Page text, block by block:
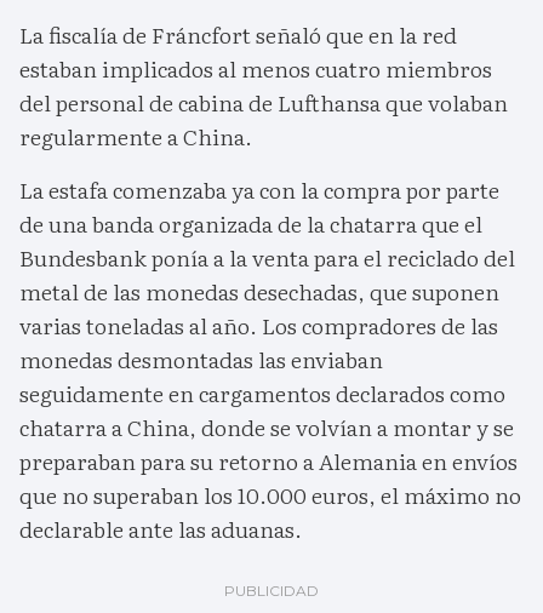
La fiscalía de Fráncfort señaló que en la red
estaban implicados al menos cuatro miembros
del personal de cabina de Lufthansa que volaban
regularmente a China.
La estafa comenzaba ya con la compra por parte
de una banda organizada de la chatarra que el
Bundesbank ponía a la venta para el reciclado del
metal de las monedas desechadas, que suponen
varias toneladas al año. Los compradores de las
monedas desmontadas las enviaban
seguidamente en cargamentos declarados como
chatarra a China, donde se volvían a montar y se
preparaban para su retorno a Alemania en envíos
que no superaban los 10.000 euros, el máximo no
declarable ante las aduanas.